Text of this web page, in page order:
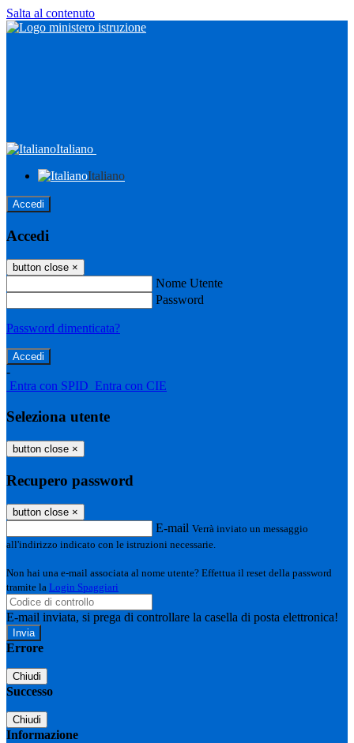
Salta al contenuto
Italiano
Italiano
Accedi
Accedi
button close ×
Nome Utente
Password
Password dimenticata?
-
Entra con SPID Entra con CIE
Seleziona utente
button close ×
Recupero password
button close ×
E-mail Verrà inviato un messaggio
all'indirizzo indicato con le istruzioni necessarie.
Non hai una e-mail associata al nome utente? Effettua il reset della password
tramite la Login Spaggiari
E-mail inviata, si prega di controllare la casella di posta elettronica!
Errore
Chiudi
Successo
Chiudi
Informazione